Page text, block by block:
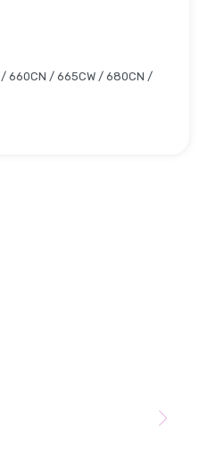
660CN / 665CW / 680CN /